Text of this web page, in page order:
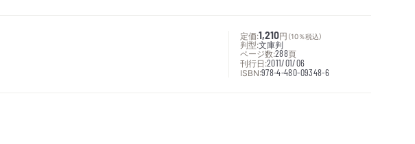
定価:1,210円 （10％税込）
判型:文庫判
ページ数:288頁
刊行日:2011/01/06
ISBN:978-4-480-09348-6